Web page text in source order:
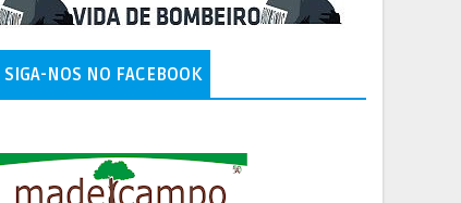
SIGA-NOS NO FACEBOOK